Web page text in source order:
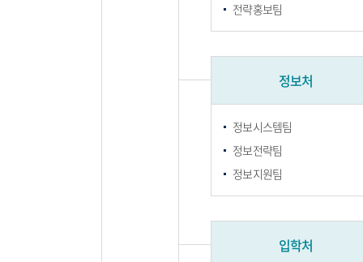
전략홍보팀
정보처
정보시스템팀
정보전략팀
정보지원팀
입학처